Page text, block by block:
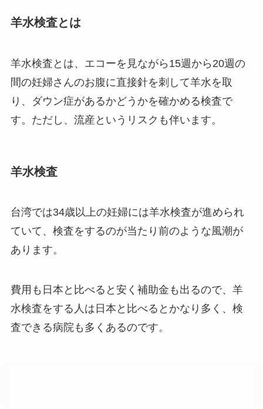
羊水検査とは
羊水検査とは、エコーを見ながら15週から20週の
間の妊婦さんのお腹に直接針を刺して羊水を取
り、ダウン症があるかどうかを確かめる検査で
す。ただし、流産というリスクも伴います。
羊水検査
台湾では34歳以上の妊婦には羊水検査が進められ
ていて、検査をするのが当たり前のような風潮が
あります。
費用も日本と比べると安く補助金も出るので、羊
水検査をする人は日本と比べるとかなり多く、検
査できる病院も多くあるのです。